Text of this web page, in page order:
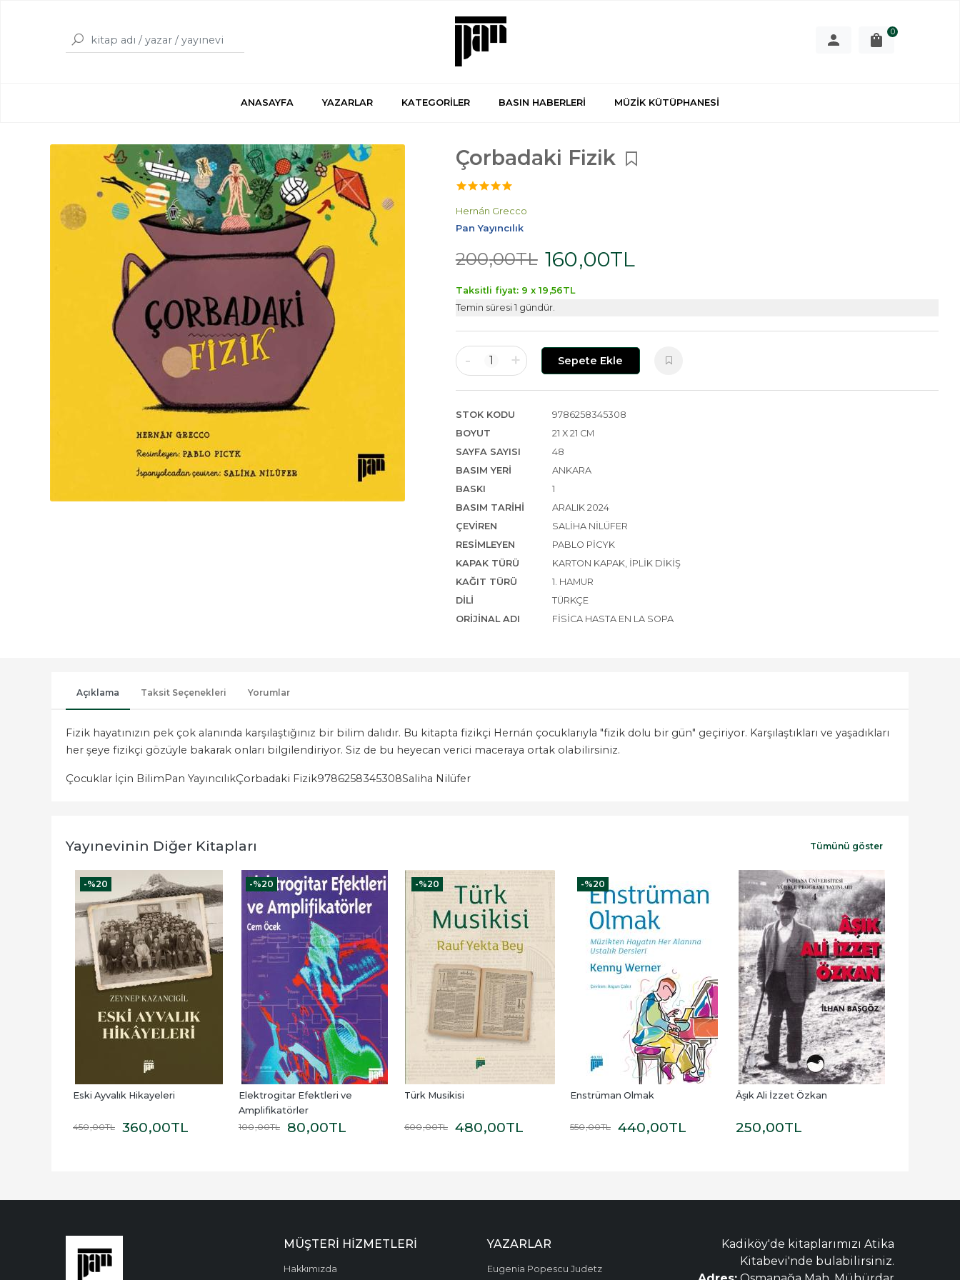
0
ANASAYFA YAZARLAR KATEGORİLER BASIN HABERLERİ MÜZİK KÜTÜPHANESİ
Çorbadaki Fizik
Hernán Grecco
Pan Yayıncılık
200,00TL 160,00TL
Taksitli fiyat: 9 x 19 ,56TL
Temin süresi 1 gündür.
- 1 + Sepete Ekle
STOK KODU
9786258345308
BOYUT
21 X 21 CM
SAYFA SAYISI
48
BASIM YERI
ANKARA
BASKI
1
BASIM TARIHI
ARALIK 2024
ÇEVIREN
SALIHA NILÜFER
RESIMLEYEN
PABLO PICYK
KAPAK TÜRÜ
KARTON KAPAK, IPLIK DIKIŞ
KAĞIT TÜRÜ
1. HAMUR
DILI
TÜRKÇE
ORIJINAL ADI
FISICA HASTA EN LA SOPA
Açıklama Taksit Seçenekleri Yorumlar
Fizik hayatınızın pek çok alanında karşılaştığınız bir bilim dalıdır. Bu kitapta fizikçi Hernán çocuklarıyla "fizik dolu bir gün" geçiriyor. Karşılaştıkları ve yaşadıkları
her şeye fizikçi gözüyle bakarak onları bilgilendiriyor. Siz de bu heyecan verici maceraya ortak olabilirsiniz.
Çocuklar İçin BilimPan YayıncılıkÇorbadaki Fizik9786258345308Saliha Nilüfer
Yayınevinin Diğer Kitapları
-%20
Eski Ayvalık Hikayeleri
450,00TL 360,00TL
-%20
Elektrogitar Efektleri ve
Amplifikatörler
100,00TL 80,00TL
-%20
Türk Musikisi
600,00TL 480,00TL
-%20
Enstrüman Olmak
550,00TL 440,00TL
Âşık Ali İzzet Özkan
250,00TL
Tümünü göster
MÜŞTERI HIZMETLERI
Hakkımızda
YAZARLAR
Eugenia Popescu Judetz
Kadiköy'de kitaplarımızı Atika
Kitabevi'nde bulabilirsiniz.